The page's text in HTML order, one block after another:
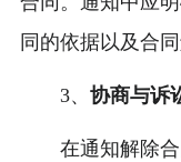
同的依据以及合
3、 协商与诉
在通知解除